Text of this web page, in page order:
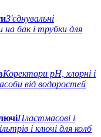
З'єднувальні
бак і трубки для
Коректори рН, хлорні і
від водоростей
Пластмасові і
і ключі для колб